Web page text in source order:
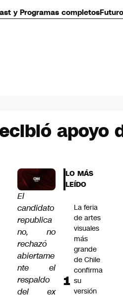
y Programas completos
apoyo
El
candidato
republica
no, no
rechazó
abiertame
nte el
respaldo
del ex
LO MÁS
LEÍDO
La feria
de artes
visuales
más
grande
de Chile
confirma
su
versión